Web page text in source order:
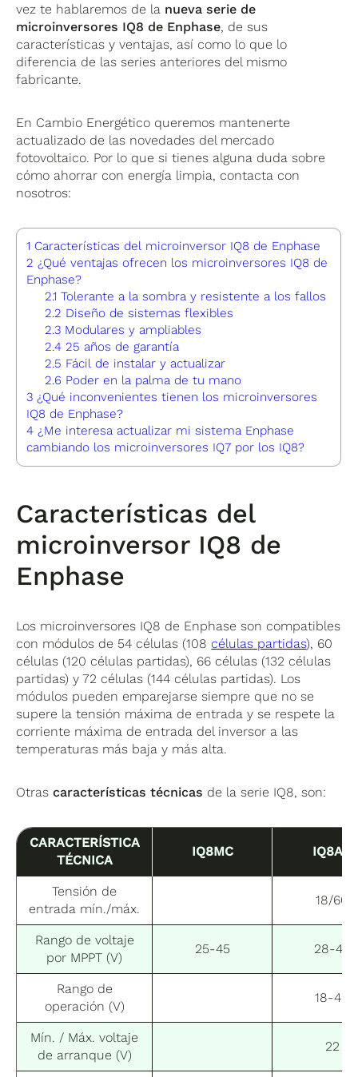
vez te hablaremos de la nueva serie de
microinversores IQ8 de Enphase, de sus
características y ventajas, así como lo que lo
diferencia de las series anteriores del mismo
fabricante.
En Cambio Energético queremos mantenerte
actualizado de las novedades del mercado
fotovoltaico. Por lo que si tienes alguna duda sobre
cómo ahorrar con energía limpia, contacta con
nosotros:
1 Características del microinversor IQ8 de Enphase
2 ¿Qué ventajas ofrecen los microinversores IQ8 de
Enphase?
2.1 Tolerante a la sombra y resistente a los fallos
2.2 Diseño de sistemas flexibles
2.3 Modulares y ampliables
2.4 25 años de garantía
2.5 Fácil de instalar y actualizar
2.6 Poder en la palma de tu mano
3 ¿Qué inconvenientes tienen los microinversores
IQ8 de Enphase?
4 ¿Me interesa actualizar mi sistema Enphase
cambiando los microinversores IQ7 por los IQ8?
Características del
microinversor IQ8 de
Enphase
Los microinversores IQ8 de Enphase son compatibles
con módulos de 54 células (108 células partidas), 60
células (120 células partidas), 66 células (132 células
partidas) y 72 células (144 células partidas). Los
módulos pueden emparejarse siempre que no se
supere la tensión máxima de entrada y se respete la
corriente máxima de entrada del inversor a las
temperaturas más baja y más alta.
Otrascaracterísticas técnicas de la serie IQ8, son:
CARACTERÍSTICA
TÉCNICA
IQ8MC IQ8AC
Tensión de
entrada mín./máx.
18/60
Rango de voltaje
por MPPT (V)
25-45 28-45
Rango de
operación (V)
18-49
Mín. / Máx. voltaje
de arranque (V)
22